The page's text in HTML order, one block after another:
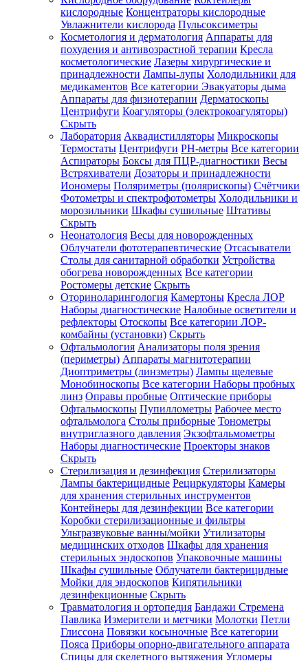
Зарегистрироваться
Зачем
регистрироваться?
Все
покупки
одном
месте
Личный
менеджер
Отслеживание
статуса
заказа
кислородные Концентраторы кислородные
Увлажнители кислорода Пульсоксиметры
Косметология и дерматология Аппараты для
похудения и антивозрастной терапии Кресла
косметологические Лазеры хирургические и
принадлежности Лампы-лупы Холодильники для
медикаментов Все категории Эвакуаторы дыма
Аппараты для физиотерапии Дерматоскопы
Центрифуги Коагуляторы (электрокоагуляторы)
Скрыть
Лаборатория Аквадистилляторы Микроскопы
Термостаты Центрифуги PH-метры Все категории
Аспираторы Боксы для ПЦР-диагностики Весы
Встряхиватели Дозаторы и принадлежности
Иономеры Поляриметры (полярископы) Счётчики
Фотометры и спектрофотометры Холодильники и
морозильники Шкафы сушильные Штативы
Скрыть
Неонатология Весы для новорожденных
Облучатели фототерапевтические Отсасыватели
Столы для санитарной обработки Устройства
обогрева новорожденных Все категории
Ростомеры детские Скрыть
Оториноларингология Камертоны Кресла ЛОР
Наборы диагностические Налобные осветители и
рефлекторы Отоскопы Все категории ЛОР-
комбайны (установки) Скрыть
Офтальмология Анализаторы поля зрения
(периметры) Аппараты магнитотерапии
Диоптриметры (линзметры) Лампы щелевые
Монобиноскопы Все категории Наборы пробных
линз Оправы пробные Оптические приборы
Офтальмоскопы Пупиллометры Рабочее место
офтальмолога Столы приборные Тонометры
внутриглазного давления Экзофтальмометры
Наборы диагностические Проекторы знаков
Скрыть
Стерилизация и дезинфекция Стерилизаторы
Лампы бактерицидные Рециркуляторы Камеры
для хранения стерильных инструментов
Контейнеры для дезинфекции Все категории
Коробки стерилизационные и фильтры
Ультразвуковые ванны/мойки Утилизаторы
медицинских отходов Шкафы для хранения
стерильных эндоскопов Упаковочные машины
Шкафы сушильные Облучатели бактерицидные
Мойки для эндоскопов Кипятильники
дезинфекционные Скрыть
Травматология и ортопедия Бандажи Стремена
Павлика Измерители и метчики Молотки Петли
Глиссона Повязки косыночные Все категории
Пояса Приборы опорно-двигательного аппарата
Спицы для скелетного вытяжения Угломеры